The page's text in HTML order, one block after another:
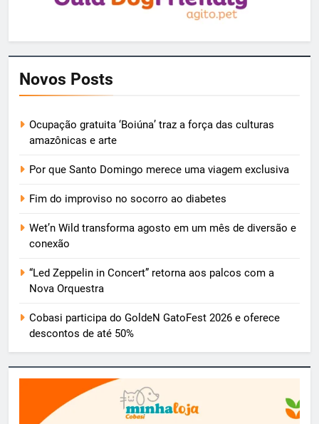
Novos Posts
Ocupação gratuita ‘Boiúna’ traz a força das culturas
amazônicas e arte
Por que Santo Domingo merece uma viagem exclusiva
Fim do improviso no socorro ao diabetes
Wet’n Wild transforma agosto em um mês de diversão e
conexão
“Led Zeppelin in Concert” retorna aos palcos com a
Nova Orquestra
Cobasi participa do GoldeN GatoFest 2026 e oferece
descontos de até 50%